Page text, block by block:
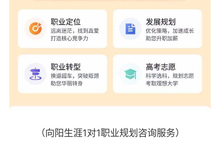
（向阳生涯1对1职业规划咨询服务）